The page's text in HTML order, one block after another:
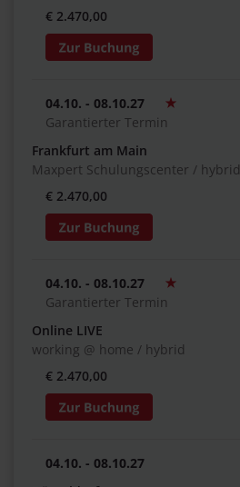
€ 2.470,00
04.10. - 08.10.27
Garantierter Termin
Frankfurt am Main
Maxpert Schulungscenter / hybrid
€ 2.470,00
04.10. - 08.10.27
Garantierter Termin
Online LIVE
working @ home / hybrid
€ 2.470,00
04.10. - 08.10.27